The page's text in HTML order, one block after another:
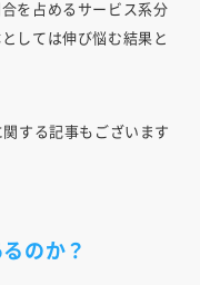
を占めるサービス系分
しては伸び悩む結果と
関する記事もございます
のか？